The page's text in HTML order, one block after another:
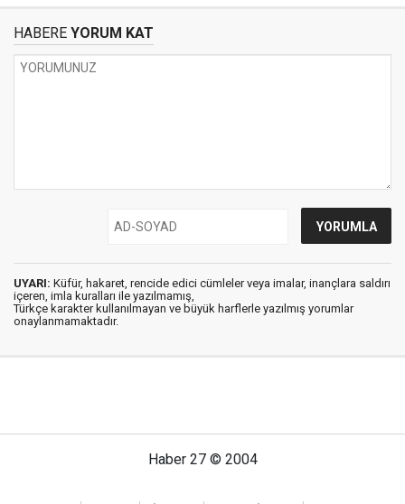
HABERE YORUM KAT
UYARI: Küfür, hakaret, rencide edici cümleler veya imalar, inançlara saldırı
içeren, imla kuralları ile yazılmamış,
Türkçe karakter kullanılmayan ve büyük harflerle yazılmış yorumlar
onaylanmamaktadır.
Haber 27 © 2004